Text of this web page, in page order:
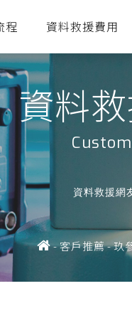
程 資料救援費用
資料
資料救援網
-客戶推薦-玖